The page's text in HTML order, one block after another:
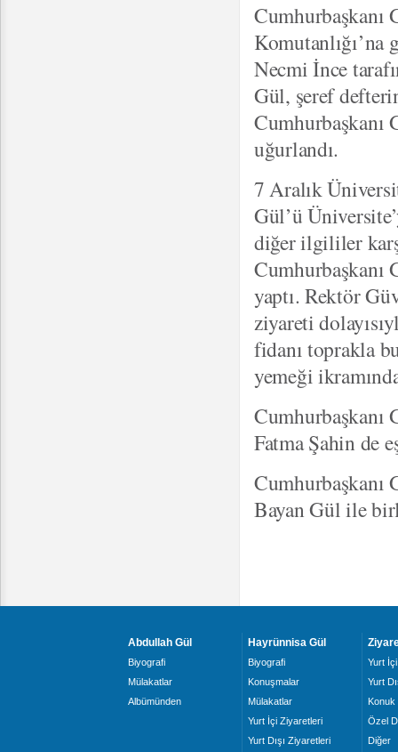
Cumhurbaşkanı
Necmi İnce
Gül, şeref
Cumhurbaşkanı
uğurlandı.
7 Aralık
Gül’ü
diğer ilgililer
Cumhurbaşkanı
yaptı. Rektör
ziyareti
fidanı toprakla
yemeği
Cumhurbaşkanı
Fatma Şahin de
Cumhurbaşkanı
Bayan Gül ile
Abdullah Gül
Biyografi
Mülakatlar
Albümünden
Hayrünnisa Gül
Biyografi
Konuşmalar
Mülakatlar
Yurt İçi Ziyaretleri
Yurt Dışı Ziyaretleri
Yurt İçi
Yurt
Konuk
Özel
Diğer